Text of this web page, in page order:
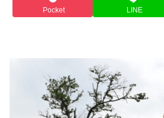
Pocket LINE